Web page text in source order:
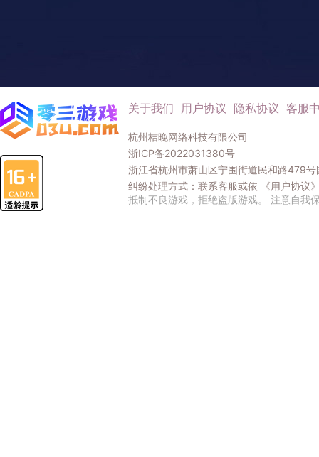
关于我们 用户协议 隐私协议 客服
杭州桔晚网络科技有限公司
浙ICP备2022031380号
浙江省杭州市萧山区宁围街道民和路479
纠纷处理方式：联系客服或依
《用户协议
抵制不良游戏，拒绝盗版游戏。 注意自我